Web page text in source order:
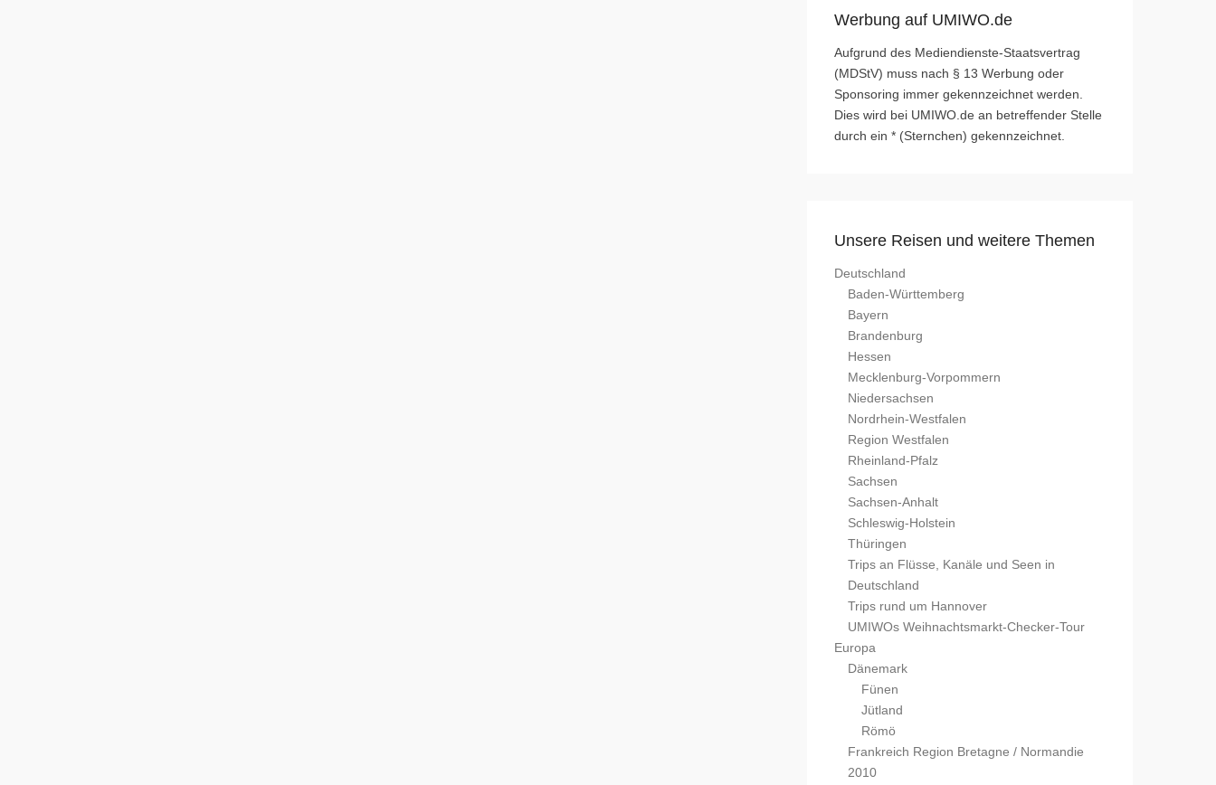
Werbung auf UMIWO.de
Aufgrund des Mediendienste-Staatsvertrag
(MDStV) muss nach § 13 Werbung oder
Sponsoring immer gekennzeichnet werden.
Dies wird bei UMIWO.de an betreffender Stelle
durch ein * (Sternchen) gekennzeichnet.
Unsere Reisen und weitere Themen
Deutschland
Baden-Württemberg
Bayern
Brandenburg
Hessen
Mecklenburg-Vorpommern
Niedersachsen
Nordrhein-Westfalen
Region Westfalen
Rheinland-Pfalz
Sachsen
Sachsen-Anhalt
Schleswig-Holstein
Thüringen
Trips an Flüsse, Kanäle und Seen in
Deutschland
Trips rund um Hannover
UMIWOs Weihnachtsmarkt-Checker-Tour
Europa
Dänemark
Fünen
Jütland
Römö
Frankreich Region Bretagne / Normandie
2010